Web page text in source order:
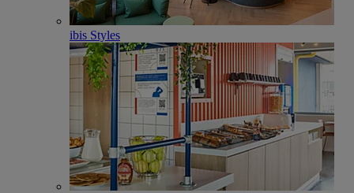
ibis Styles